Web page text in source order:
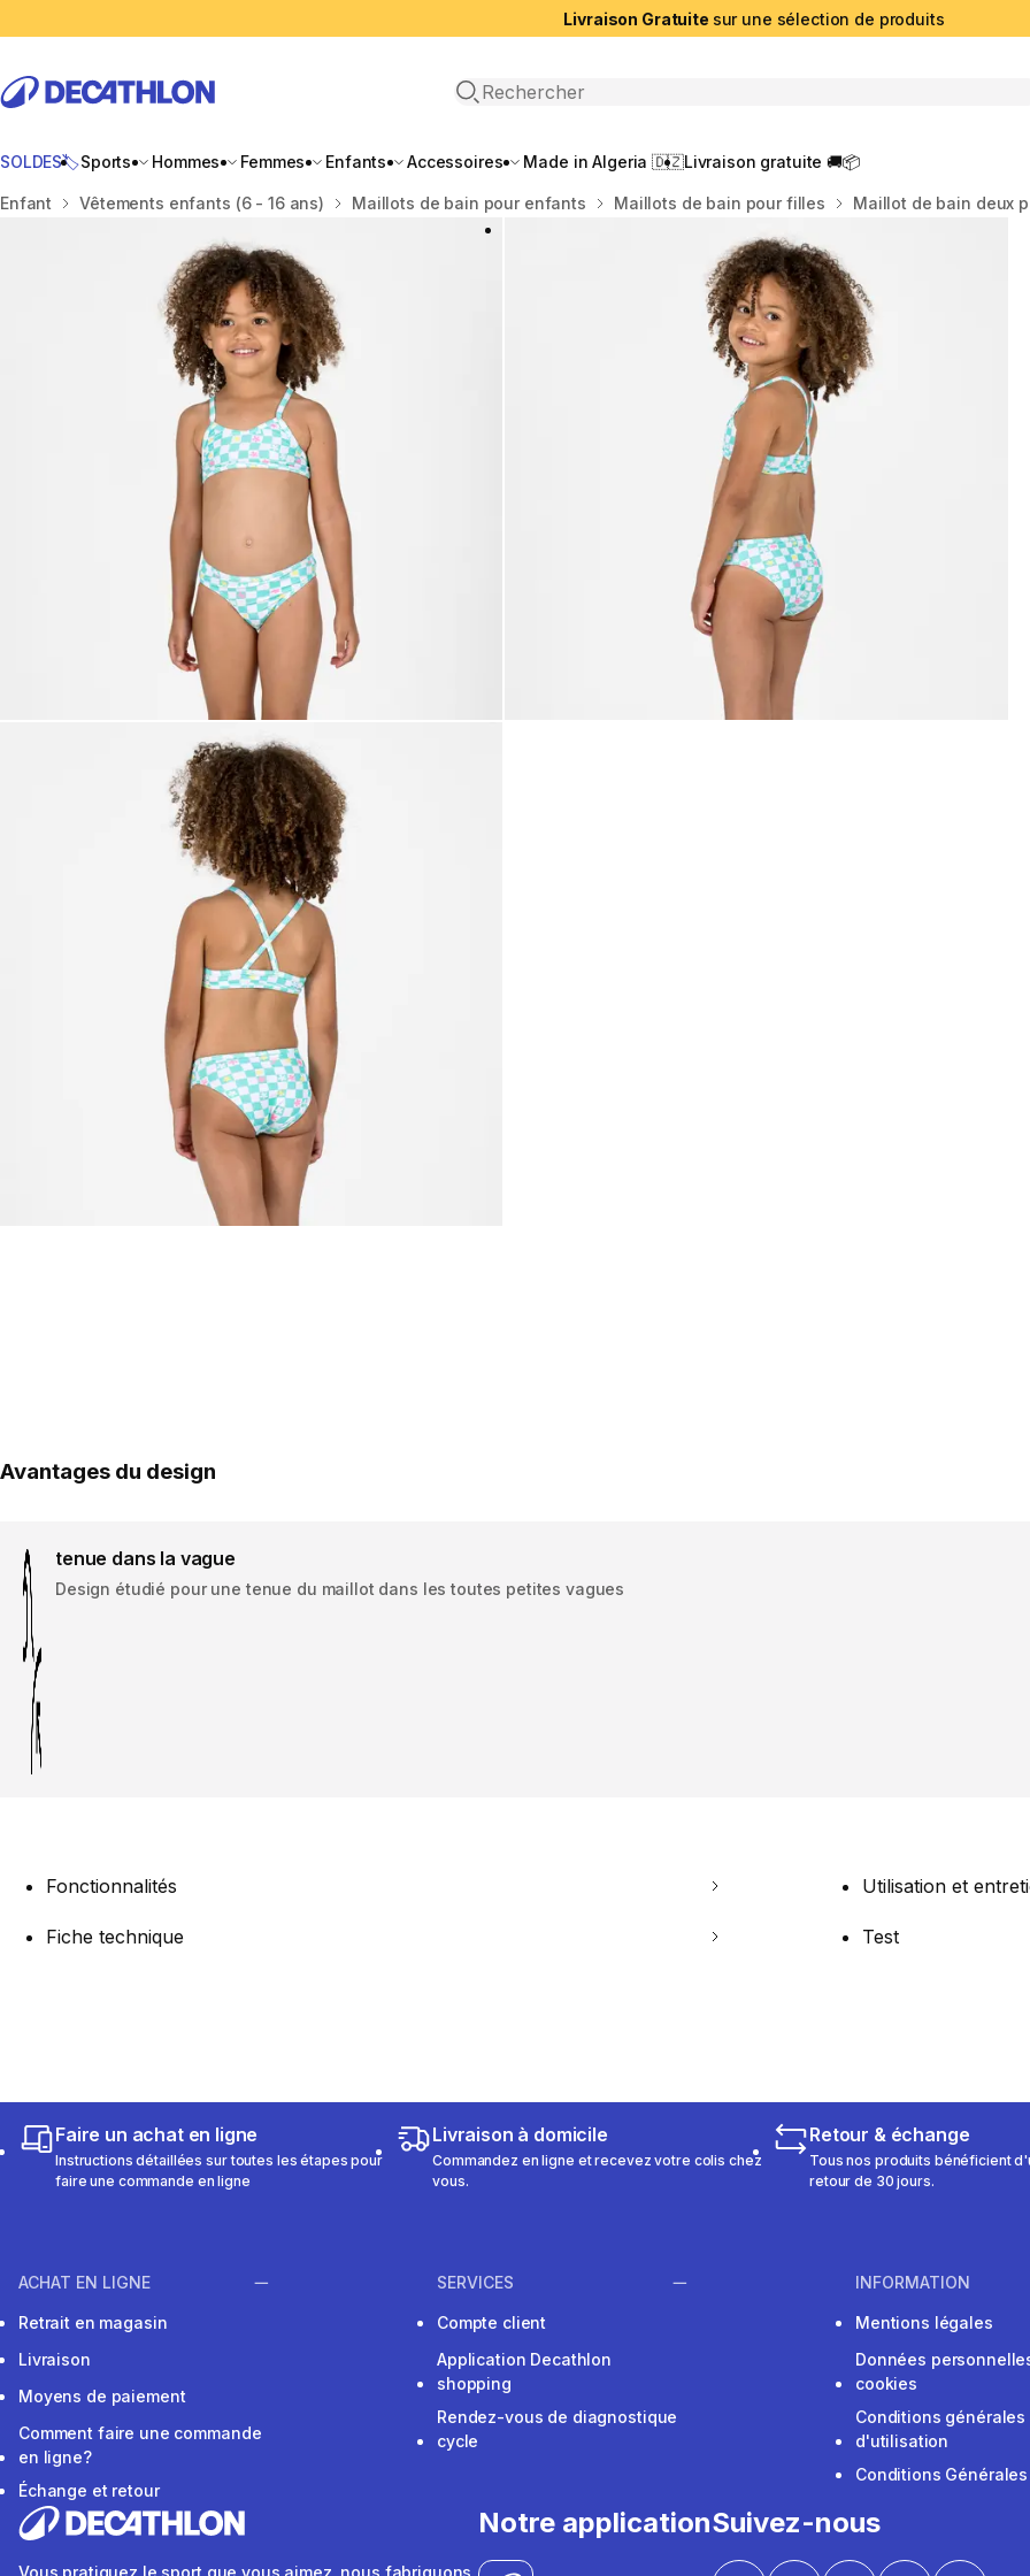
Livraison Gratuite sur une sélection de produits
Recherche ouverte
SOLDES🏷️Sports Hommes Femmes Enfants Accessoires Made in Algeria 🇩🇿Livraison gratuite 🚚📦
Accueil
Enfant Vêtements enfants (6 - 16 ans) Maillots de bain pour enfants Maillots de bain pour filles Maillot de bain deux
Avantages du design
tenue dans la vague
Design étudié pour une tenue du maillot dans les toutes petites vagues
Fonctionnalités Utilisation et
Fiche technique Test
Faire un achat en ligne
Instructions détaillées sur toutes les étapes pour
faire une commande en ligne
Livraison à domicile
Commandez en ligne et recevez votre colis chez
vous.
Retour & échange
Tous nos produits bénéficient
retour de 30 jours.
ACHAT EN LIGNE
Retrait en magasin
Livraison
Moyens de paiement
Comment faire une commande
en ligne?
Échange et retour
SERVICES
Compte client
Application Decathlon
shopping
Rendez-vous de diagnostique
cycle
INFORMATION
Mentions légales
Données
cookies
Conditions générales
d'utilisation
Conditions
Notre applicationSuivez-nous